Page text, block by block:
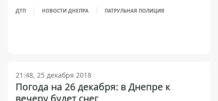
ДТП НОВОСТИ ДНЕПРА ПАТРУЛЬНАЯ ПОЛИЦИЯ
21:48, 25 декабря 2018
Погода на 26 декабря: в Днепре к
вечеру будет снег